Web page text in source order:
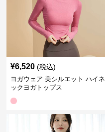
¥6,520 (税込)
ヨガウェア 美シルエット ハイネ
ックヨガトップス